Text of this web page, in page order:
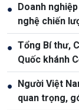
● Doanh
nghệ chiến
● Tổng Bí thư,
Quốc khánh
● Người Việt
quan trọng,